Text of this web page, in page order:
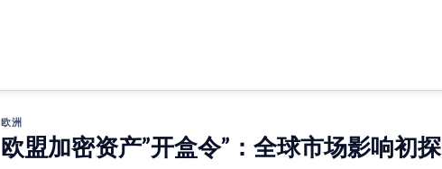
欧洲
欧盟加密资产”开盒令”：全球市场影响初探